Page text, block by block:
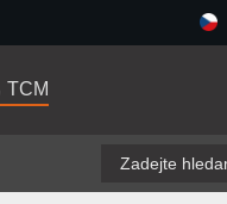
TCM